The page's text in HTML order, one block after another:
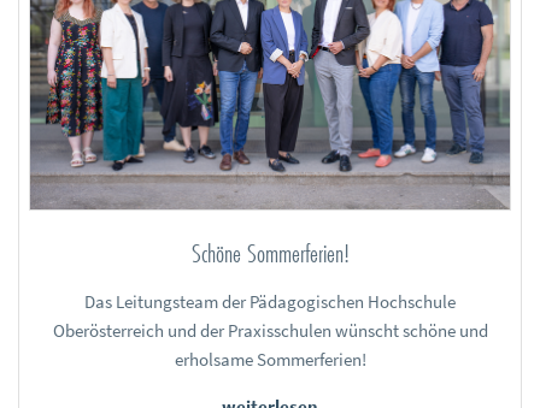
Schöne Sommerferien!
Das Leitungsteam der Pädagogischen Hochschule
Oberösterreich und der Praxisschulen wünscht schöne und
erholsame Sommerferien!